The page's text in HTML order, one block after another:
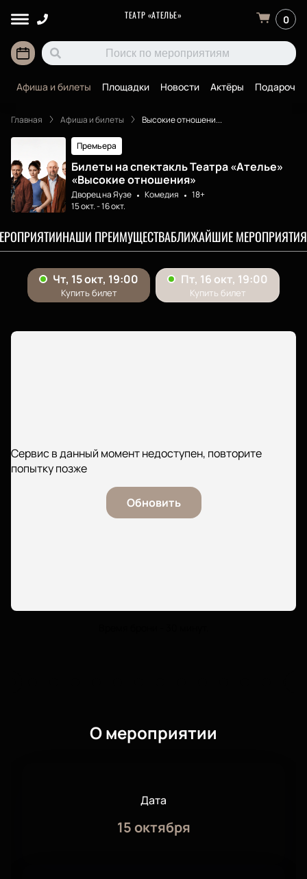
ТЕАТР «АТЕЛЬЕ» 0
Афиша и билеты Площадки Новости Актёры
Главная Афиша и билеты Высокие отношени...
Премьера
Билеты на спектакль Театра «Ателье»
«Высокие отношения»
Дворец на Яузе Комедия
18+
15 окт.-16 окт.
НАШИ ПРЕИМУЩЕСТВАБЛИЖАЙШИЕ МЕРОПРИЯТИЯ
Сервис в данный момент недоступен, повторите
попытку позже
Обновить
О мероприятии
Дата
15 октября